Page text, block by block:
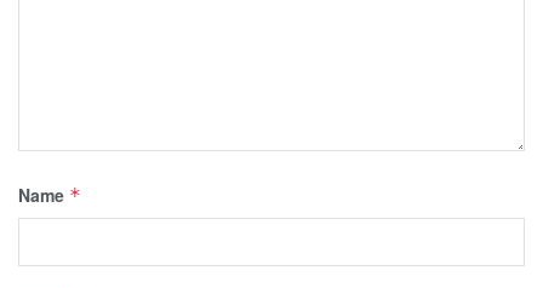
Name *